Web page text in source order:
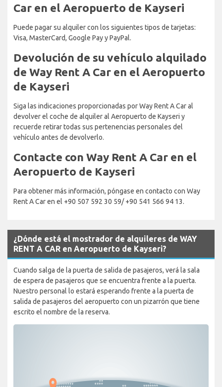
Car en el Aeropuerto de Kayseri
Puede pagar su alquiler con los siguientes tipos de tarjetas:
Visa, MasterCard, Google Pay y PayPal.
Devolución de su vehículo alquilado
de Way Rent A Car en el Aeropuerto
de Kayseri
Siga las indicaciones proporcionadas por Way Rent A Car al
devolver el coche de alquiler al Aeropuerto de Kayseri y
recuerde retirar todas sus pertenencias personales del
vehículo antes de devolverlo.
Contacte con Way Rent A Car en el
Aeropuerto de Kayseri
Para obtener más información, póngase en contacto con Way
Rent A Car en el +90 507 592 30 59/ +90 541 566 94 13.
¿Dónde está el mostrador de alquileres de WAY
RENT A CAR en Aeropuerto de Kayseri?
Cuando salga de la puerta de salida de pasajeros, verá la sala
de espera de pasajeros que se encuentra frente a la puerta.
Nuestro personal lo estará esperando frente a la puerta de
salida de pasajeros del aeropuerto con un pizarrón que tiene
escrito el nombre de la reserva.